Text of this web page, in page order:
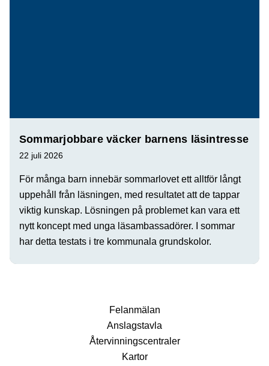
Sommarjobbare väcker barnens läsintresse
22 juli 2026
För många barn innebär sommarlovet ett alltför långt
uppehåll från läsningen, med resultatet att de tappar
viktig kunskap. Lösningen på problemet kan vara ett
nytt koncept med unga läsambassadörer. I sommar
har detta testats i tre kommunala grundskolor.
Fel­anmälan
Anslags­tavla
Återvinnings­centraler
Kartor